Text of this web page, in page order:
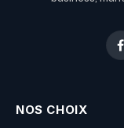
NOS CHOIX